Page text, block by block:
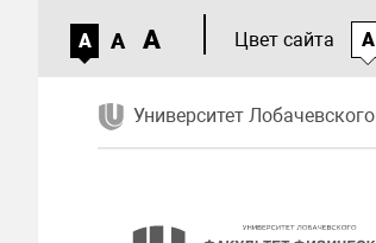
A A A Цвет сайта A
Университет Лобачевского